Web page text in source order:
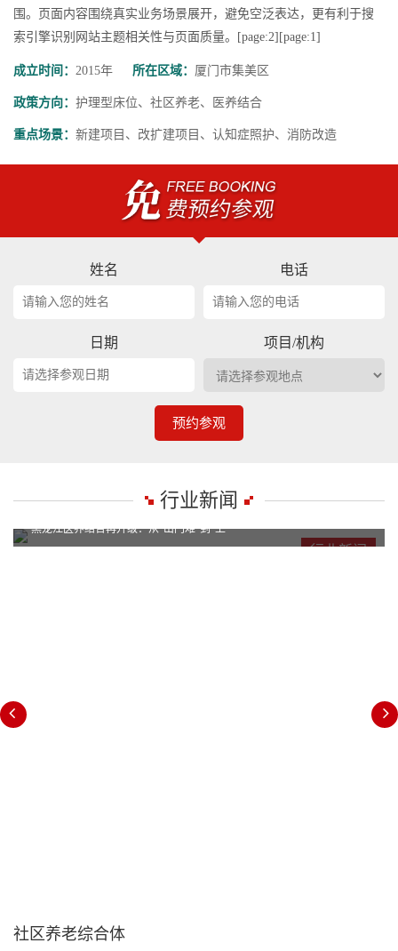
围。页面内容围绕真实业务场景展开，避免空泛表达，更有利于搜
索引擎识别网站主题相关性与页面质量。[page:2][page:1]
成立时间： 2015年 所在区域： 厦门市集美区
政策方向： 护理型床位、社区养老、医养结合
重点场景： 新建项目、改扩建项目、认知症照护、消防改造
姓名 电话
日期 项目/机构
预约参观
行业新闻
行业新闻
黑龙江医养结合再升级：从“出门难”到“上
黑龙江医养结合再升级：从“出门难”到“上
社区养老综合体